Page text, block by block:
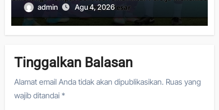
admin Agu 4, 2026
Tinggalkan Balasan
Alamat email Anda tidak akan dipublikasikan. Ruas yang
wajib ditandai*